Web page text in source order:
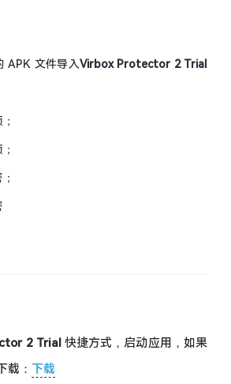
APK 文件导入Virbox Protector 2 Trial
2 Trial 快捷方式，启动应用，如果
载： 下载